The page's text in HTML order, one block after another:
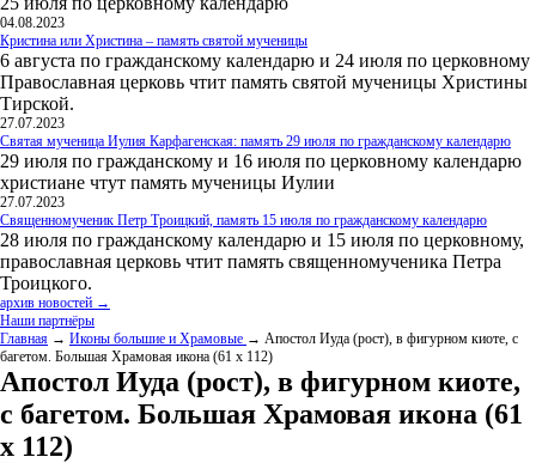
04.08.2023
Кристина или Христина – память святой мученицы
6 августа по гражданскому календарю и 24 июля по церковному
Православная церковь чтит память святой мученицы Христины
Тирской.
27.07.2023
Святая мученица Иулия Карфагенская: память 29 июля по гражданскому календарю
29 июля по гражданскому и 16 июля по церковному календарю
христиане чтут память мученицы Иулии
27.07.2023
Священномученик Петр Троицкий, память 15 июля по гражданскому календарю
28 июля по гражданскому календарю и 15 июля по церковному,
православная церковь чтит память священномученика Петра
Троицкого.
архив новостей →
Наши партнёры
Главная → Иконы большие и Храмовые → Апостол Иуда (рост), в фигурном киоте, с
багетом. Большая Храмовая икона (61 х 112)
Апостол Иуда (рост), в фигурном киоте,
с багетом. Большая Храмовая икона (61
х 112)